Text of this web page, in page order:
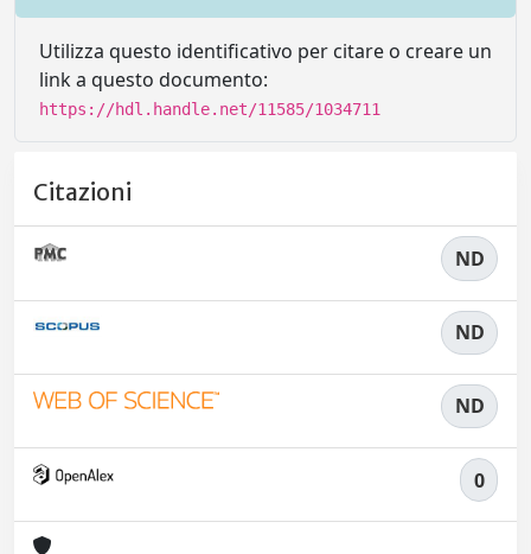
Utilizza questo identificativo per citare o creare un
link a questo documento:
https://hdl.handle.net/11585/1034711
Citazioni
ND
ND
ND
0